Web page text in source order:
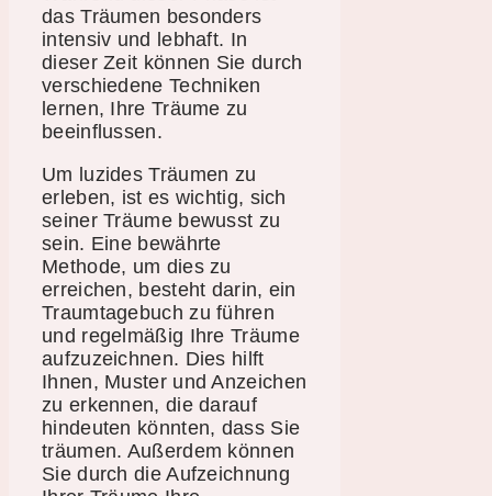
das Träumen besonders
intensiv und lebhaft. In
dieser Zeit können Sie durch
verschiedene Techniken
lernen, Ihre Träume zu
beeinflussen.
Um luzides Träumen zu
erleben, ist es wichtig, sich
seiner Träume bewusst zu
sein. Eine bewährte
Methode, um dies zu
erreichen, besteht darin, ein
Traumtagebuch zu führen
und regelmäßig Ihre Träume
aufzuzeichnen. Dies hilft
Ihnen, Muster und Anzeichen
zu erkennen, die darauf
hindeuten könnten, dass Sie
träumen. Außerdem können
Sie durch die Aufzeichnung